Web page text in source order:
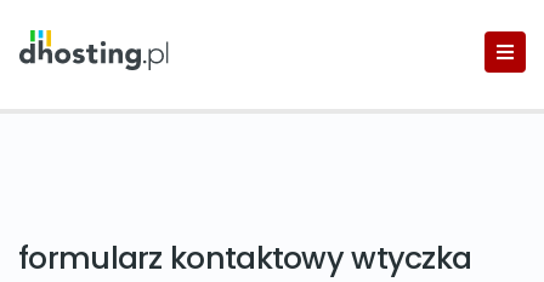
formularz kontaktowy wtyczka